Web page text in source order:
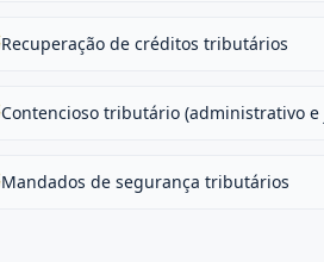
Recuperação de créditos tributários
Contencioso tributário (administrativo
Mandados de segurança tributários